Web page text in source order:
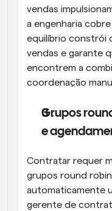
vendas
a engenharia
equilíbrio constrói
vendas e garante
encontrem a
coordenação
Grupos
e
Contratar requer
grupos round
automaticamente
gerente de